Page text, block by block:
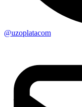
@uzoplatacom